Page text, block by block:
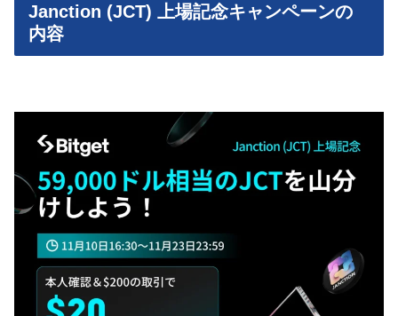
Janction (JCT) 上場記念キャンペーンの
内容